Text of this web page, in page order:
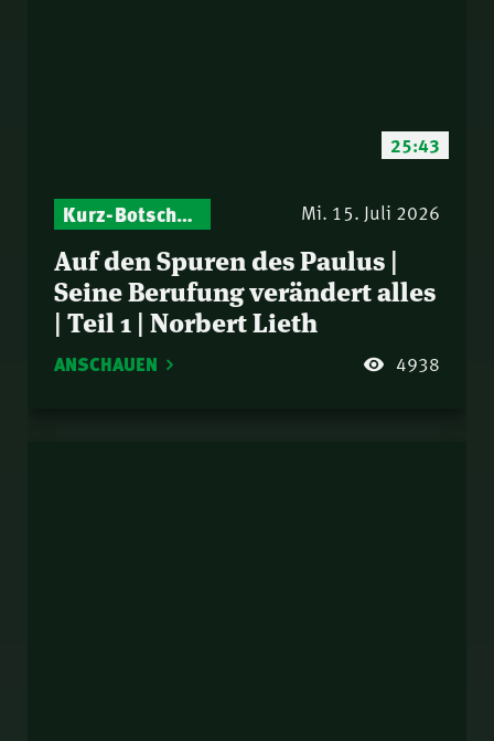
25:43
Kurz-Botschaften – Biblische Impulse mit Zukunft im Blick Mi. 15. Juli 2026
Auf den Spuren des Paulus |
Seine Berufung verändert alles
| Teil 1 | Norbert Lieth
ANSCHAUEN 4938